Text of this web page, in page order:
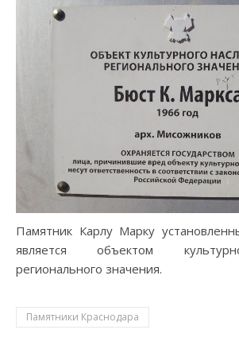
Памятник Карлу Марку
является объектом
регионального значения.
Памятники Краснодара